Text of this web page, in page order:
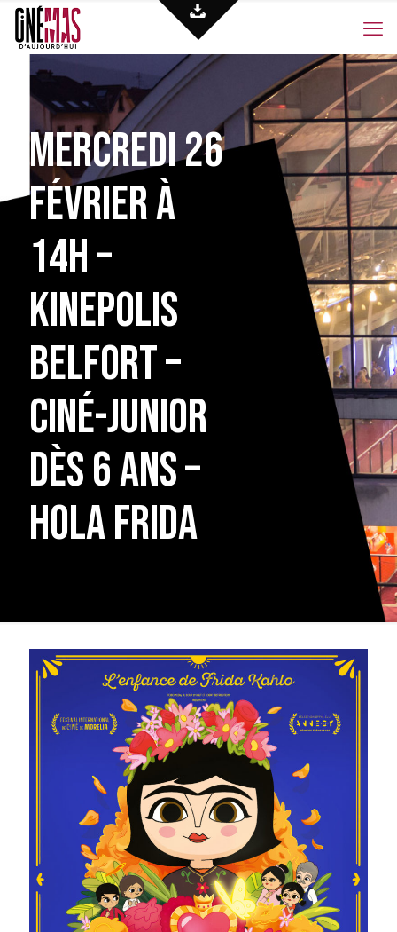
Mercredi 26
février à
14h –
Kinepolis
Belfort –
Ciné-junior
dès 6 ans –
Hola Frida